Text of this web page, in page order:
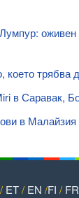
оживен
което трябва
в Саравак,
в
ET/ EN /FI / FR